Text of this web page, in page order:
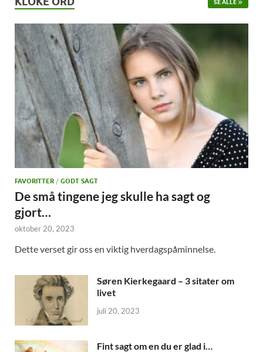
SE ALLE
FAVORITTER / GODT SAGT
De små tingene jeg skulle ha sagt og
gjort…
oktober 20, 2023
Dette verset gir oss en viktig hverdagspåminnelse.
Søren Kierkegaard – 3 sitater om
livet
juli 20, 2023
Fint sagt om en du er glad i…